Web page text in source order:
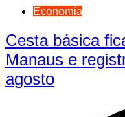
Economia
Cesta básica
Manaus e
agosto